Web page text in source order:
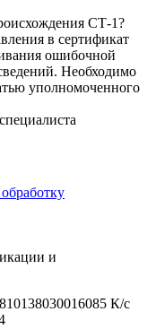
СТ-1?
в сертификат
ошибочной
Необходимо
уполномоченного
и
К/с